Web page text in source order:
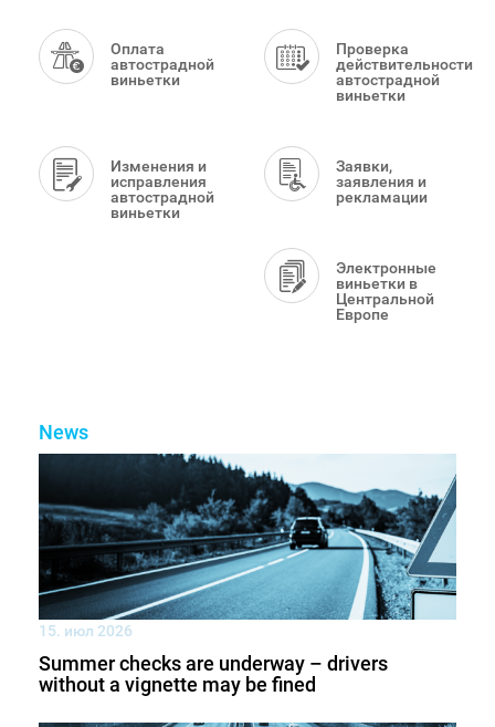
Menu
Оплата
автострадной
виньетки
Проверка
действительности
автострадной
виньетки
Изменения и
исправления
автострадной
виньетки
Заявки,
заявления и
рекламации
Электронные
виньетки в
Центральной
Европе
News
15. июл 2026
Summer checks are underway – drivers
without a vignette may be fined